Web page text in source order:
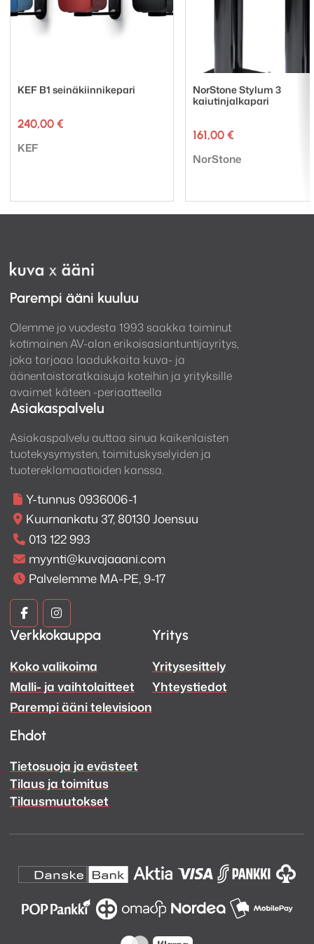
KEF B1 seinäkiinnikepari
240,00 €
Tuotemerkki:
KEF
NorStone Stylum 3
kaiutinjalkapari
161,00 €
Tuotemerkki:
NorStone
Parempi ääni kuuluu
Olemme jo vuodesta 1993 saakka toiminut
kotimainen AV-alan erikoisasiantuntijayritys,
joka tarjoaa laadukkaita kuva- ja
äänentoistoratkaisuja koteihin ja yrityksille
avaimet käteen -periaatteella
Asiakaspalvelu
Asiakaspalvelu auttaa sinua kaikenlaisten
tuotekysymysten, toimituskyselyiden ja
tuotereklamaatioiden kanssa.
Y-tunnus 0936006-1
Kuurnankatu 37, 80130 Joensuu
013 122 993
myynti@kuvajaaani.com
Palvelemme MA-PE, 9-17
Kuva
ja
Ääni
Facebook
Kuva
ja
Ääni
Instagram
Verkkokauppa
Koko valikoima
Malli- ja vaihtolaitteet
Parempi ääni televisioon
Yritys
Yritysesittely
Yhteystiedot
Ehdot
Tietosuoja ja evästeet
Tilaus ja toimitus
Tilausmuutokset